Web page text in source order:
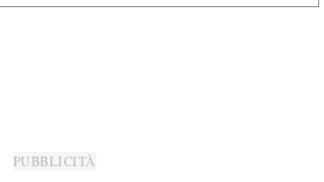
PUBBLICITÀ